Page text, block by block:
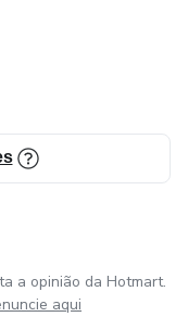
a opinião da Hotmart.
aqui